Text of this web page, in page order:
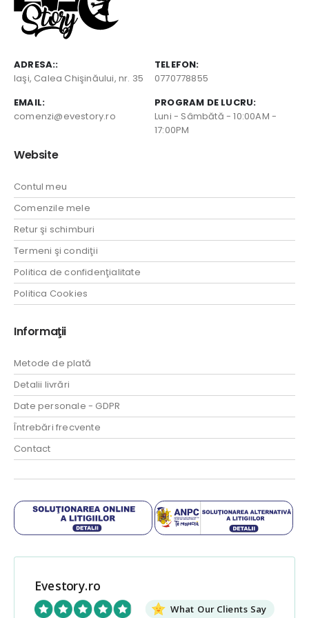
ADRESA::
Iaşi, Calea Chişinăului, nr. 35
TELEFON:
0770778855
EMAIL:
comenzi@evestory.ro
PROGRAM DE LUCRU:
Luni - Sâmbătă - 10:00AM -
17:00PM
Website
Contul meu
Comenzile mele
Retur şi schimburi
Termeni şi condiţii
Politica de confidenţialitate
Politica Cookies
Informaţii
Metode de plată
Detalii livrări
Date personale - GDPR
Întrebări frecvente
Contact
Evestory.ro
What Our Clients Say